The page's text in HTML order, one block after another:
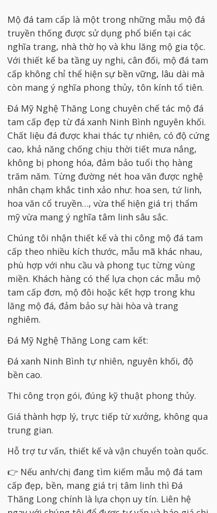
Mộ đá tam cấp là một trong những mẫu mộ đá
truyền thống được sử dụng phổ biến tại các
nghĩa trang, nhà thờ họ và khu lăng mộ gia tộc.
Với thiết kế ba tầng uy nghi, cân đối, mộ đá tam
cấp không chỉ thể hiện sự bền vững, lâu dài mà
còn mang ý nghĩa phong thủy, tôn kính tổ tiên.
Đá Mỹ Nghệ Thăng Long chuyên chế tác mộ đá
tam cấp đẹp từ đá xanh Ninh Bình nguyên khối.
Chất liệu đá được khai thác tự nhiên, có độ cứng
cao, khả năng chống chịu thời tiết mưa nắng,
không bị phong hóa, đảm bảo tuổi thọ hàng
trăm năm. Từng đường nét hoa văn được nghệ
nhân chạm khắc tinh xảo như: hoa sen, tứ linh,
hoa văn cổ truyền…, vừa thể hiện giá trị thẩm
mỹ vừa mang ý nghĩa tâm linh sâu sắc.
Chúng tôi nhận thiết kế và thi công mộ đá tam
cấp theo nhiều kích thước, mẫu mã khác nhau,
phù hợp với nhu cầu và phong tục từng vùng
miền. Khách hàng có thể lựa chọn các mẫu mộ
tam cấp đơn, mộ đôi hoặc kết hợp trong khu
lăng mộ đá, đảm bảo sự hài hòa và trang
nghiêm.
Đá Mỹ Nghệ Thăng Long cam kết:
Đá xanh Ninh Bình tự nhiên, nguyên khối, độ
bền cao.
Thi công trọn gói, đúng kỹ thuật phong thủy.
Giá thành hợp lý, trực tiếp từ xưởng, không qua
trung gian.
Hỗ trợ tư vấn, thiết kế và vận chuyển toàn quốc.
👉 Nếu anh/chị đang tìm kiếm mẫu mộ đá tam
cấp đẹp, bền, mang giá trị tâm linh thì Đá
Thăng Long chính là lựa chọn uy tín. Liên hệ